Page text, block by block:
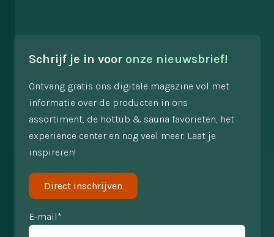
Schrijf je in voor onze nieuwsbrief!
Ontvang gratis ons digitale magazine vol met
informatie over de producten in ons
assortiment, de hottub & sauna favorieten, het
experience center en nog veel meer. Laat je
inspireren!
Direct inschrijven
E-mail*